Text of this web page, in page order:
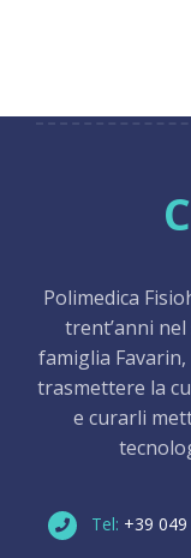
Polimedica
trent’anni
famiglia
trasmettere la
e curarli
Tel: +39